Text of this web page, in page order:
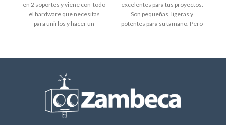
en 2 soportes y viene con todo
el hardware que necesitas
para unirlos y hacer un
excelentes para tus proyectos.
Son pequeñas, ligeras y
potentes para su tamaño. Pero